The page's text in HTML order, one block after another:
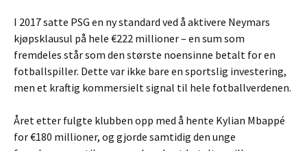
I 2017 satte PSG en ny standard ved å aktivere Neymars
kjøpsklausul på hele €222 millioner – en sum som
fremdeles står som den største noensinne betalt for en
fotballspiller. Dette var ikke bare en sportslig investering,
men et kraftig kommersielt signal til hele fotballverdenen.
Året etter fulgte klubben opp med å hente Kylian Mbappé
for €180 millioner, og gjorde samtidig den unge